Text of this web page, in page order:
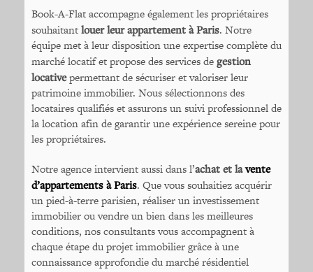
Book-A-Flat accompagne également les propriétaires
souhaitant louer leur appartement à Paris. Notre
équipe met à leur disposition une expertise complète du
marché locatif et propose des services de gestion
locativepermettant de sécuriser et valoriser leur
patrimoine immobilier. Nous sélectionnons des
locataires qualifiés et assurons un suivi professionnel de
la location afin de garantir une expérience sereine pour
les propriétaires.
Notre agence intervient aussi dans l’achat et lavente
d’appartements à Paris. Que vous souhaitiez acquérir
un pied-à-terre parisien, réaliser un investissement
immobilier ou vendre un bien dans les meilleures
conditions, nos consultants vous accompagnent à
chaque étape du projet immobilier grâce à une
connaissance approfondie du marché résidentiel